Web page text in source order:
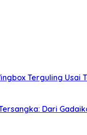
Terguling
Dari